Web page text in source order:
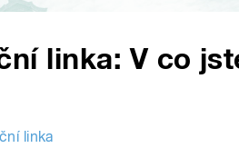
linka: V co
linka